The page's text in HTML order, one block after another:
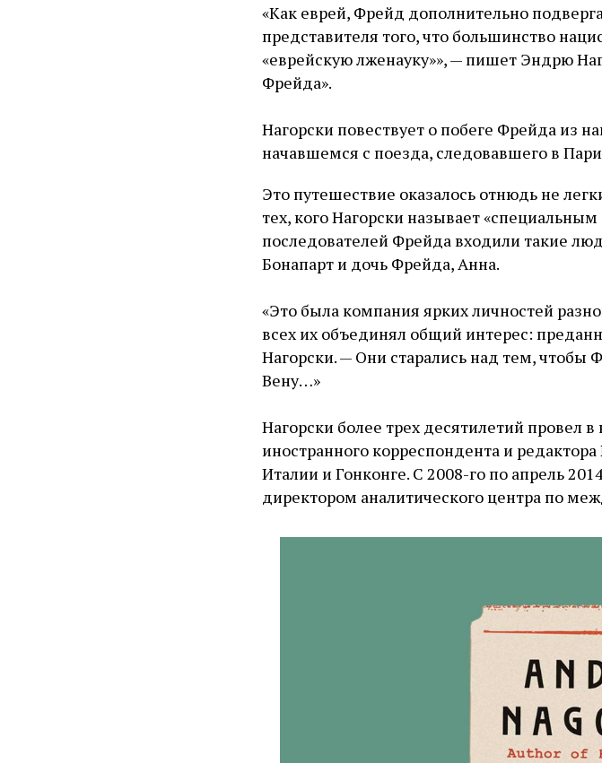
«Как еврей, Фрейд дополнительно
представителя того, что большинство
«еврейскую лженауку»», — пишет Эндрю
Фрейда».
Нагорски повествует о побеге Фрейда из
начавшемся с поезда, следовавшего в
Это путешествие оказалось отнюдь не
тех, кого Нагорски называет
последователей Фрейда входили такие
Бонапарт и дочь Фрейда, Анна.
«Это была компания ярких личностей
всех их объединял общий интерес:
Нагорски. — Они старались над тем, чтобы
Вену…»
Нагорски более трех десятилетий провел
иностранного корреспондента и
Италии и Гонконге. С 2008-го по апрель
директором аналитического центра по